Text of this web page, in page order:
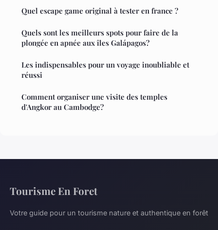
Quel escape game original à tester en france ?
Quels sont les meilleurs spots pour faire de la
plongée en apnée aux îles Galápagos?
Les indispensables pour un voyage inoubliable et
réussi
Comment organiser une visite des temples
d'Angkor au Cambodge?
Tourisme En Foret
Votre guide pour un tourisme nature et authentique en forêt